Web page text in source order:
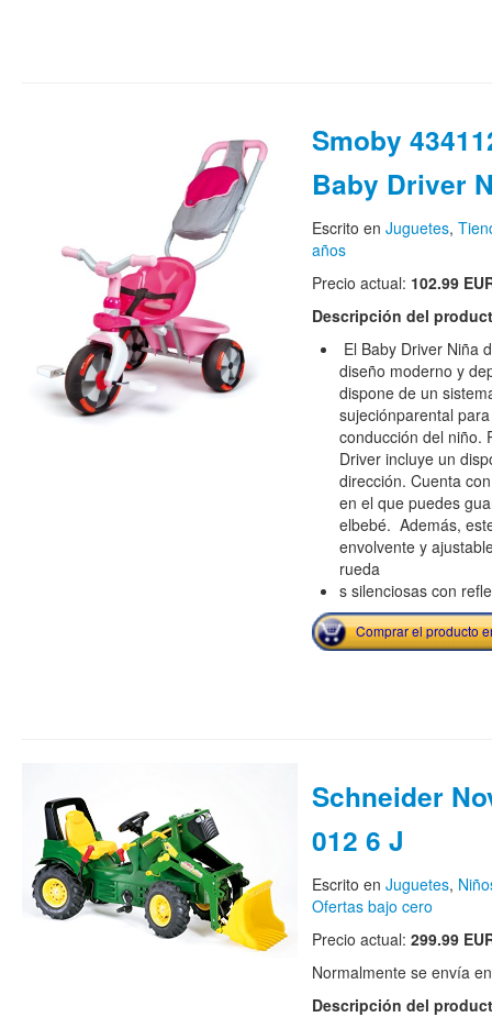
Smoby
Baby Driver
Escrito en Juguetes,
años
Precio actual: 102.99
Descripción del
El Baby Driver Niña
diseño moderno y
dispone de un
sujeciónparental
conducción del niño.
Driver incluye un
dirección. Cuenta
en el que puedes
elbebé. Además,
envolvente y
rueda
s silenciosas con
Comprar el producto
Schneider
012 6 J
Escrito en Juguetes,
Ofertas bajo cero
Precio actual: 299.99
Normalmente se envía
Descripción del